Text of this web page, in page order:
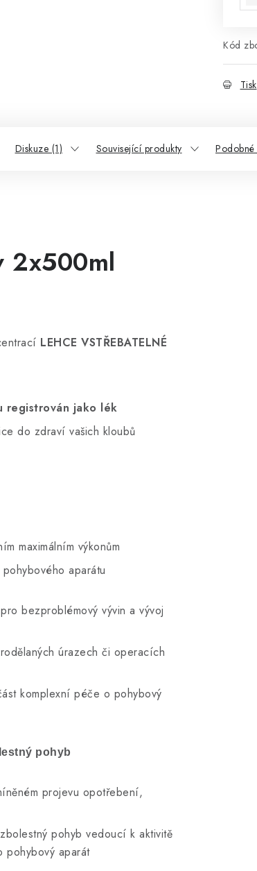
Kód
Tisk
Diskuze (1) Související produkty
2x500ml
LEHCE VSTŘEBATELNÉ
registrován jako lék
do zdraví vašich kloubů
maximálním výkonům
aparátu
pro bezproblémový vývin a vývoj
úrazech či operacích
komplexní péče o pohybový
pohyb
projevu opotřebení,
pohyb vedoucí k aktivitě
pohybový aparát